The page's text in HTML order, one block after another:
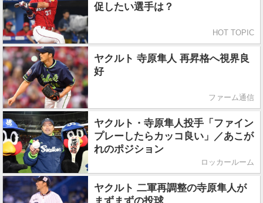
促したい選手は？
HOT TOPIC
ヤクルト 寺原隼人 再昇格へ視界良
好
ファーム通信
ヤクルト・寺原隼人投手「ファイン
プレーしたらカッコ良い」／あこが
れのポジション
ロッカールーム
ヤクルト 二軍再調整の寺原隼人が